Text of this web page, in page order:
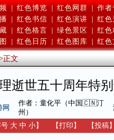
| 红色博览 | 红色网群 | 作者
红色书信 红色演讲
红色
红色格言 绿色景区
红色
红色日历 红色图库 红色
正文
逝世五十周年特
作者：童化平（中国🇨🇳汀
州）
号 大 中 小】 【打印 】 【投稿